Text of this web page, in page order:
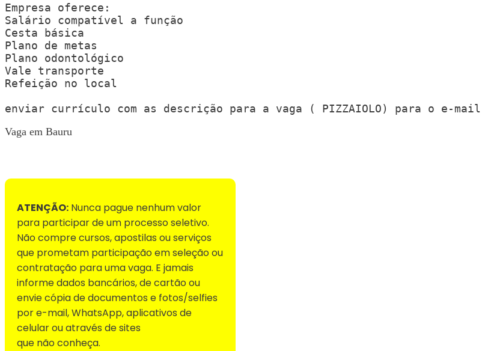
Empresa oferece:
Salário compatível a função
Cesta básica
Plano de metas
Plano odontológico
Vale transporte
Refeição no local
enviar currículo com as descrição para a vaga ( PIZZAIOLO) para o e-mail
Vaga em Bauru
ATENÇÃO: Nunca pague nenhum valor
para participar de um processo seletivo.
Não compre cursos, apostilas ou serviços
que prometam participação em seleção ou
contratação para uma vaga. E jamais
informe dados bancários, de cartão ou
envie cópia de documentos e fotos/selfies
por e-mail, WhatsApp, aplicativos de
celular ou através de sites
que não conheça.